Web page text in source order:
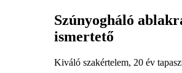
Szúnyogháló
ismertető
Kiváló szakértelem, 20 év